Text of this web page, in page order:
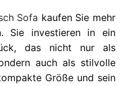
Sofa kaufen Sie mehr
. Sie investieren in ein
das nicht nur als
auch als stilvolle
Größe und sein